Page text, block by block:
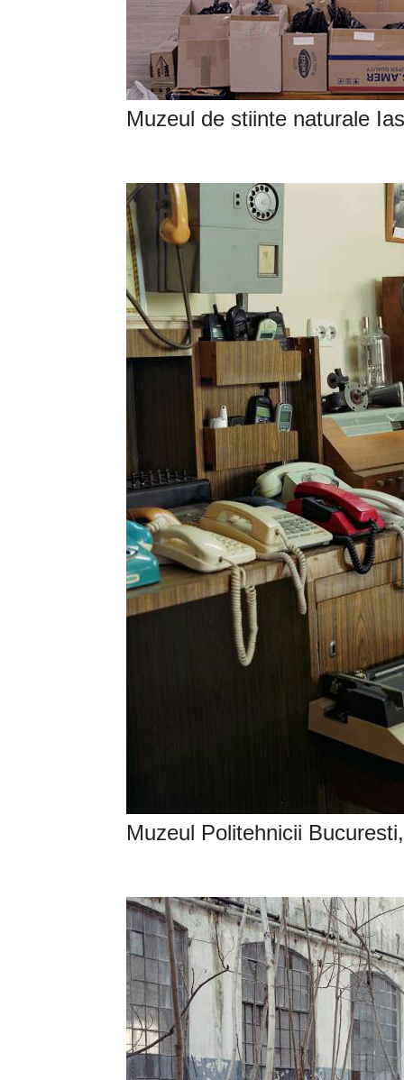
Muzeul de stiinte naturale
Muzeul Politehnicii